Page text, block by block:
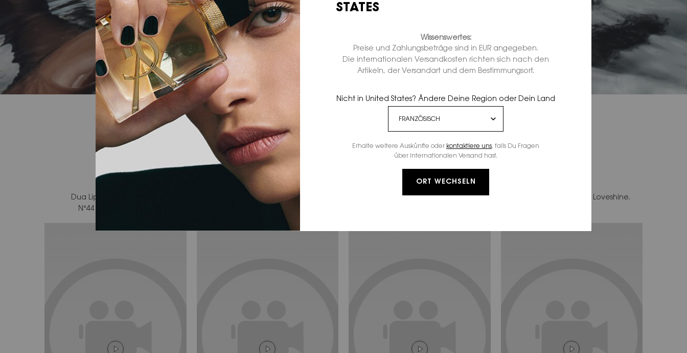
HYPE ON SOCIAL
Dua Lipas Lieblingsfarbe?
N°44 Nude Lavallière
Zwei Farben übereinander sind immer
besser als eine allein.
Unsere Klassiker für YSL Loveshine.
STATES
Wissenswertes:
Preise und Zahlungsbeträge sind in EUR angegeben.
Die internationalen Versandkosten richten sich nach den
Artikeln, der Versandart und dem Bestimmungsort.
Nicht in United States? Ändere Deine Region oder Dein Land
Erhalte weitere Auskünfte oder kontaktiere uns, falls Du Fragen
über internationalen Versand hast.
ORT WECHSELN